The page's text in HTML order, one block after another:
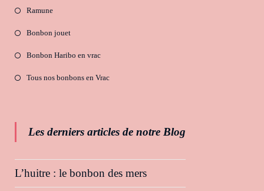
Ramune
Bonbon jouet
Bonbon Haribo en vrac
Tous nos bonbons en Vrac
Les derniers articles de notre Blog
L’huitre : le bonbon des mers